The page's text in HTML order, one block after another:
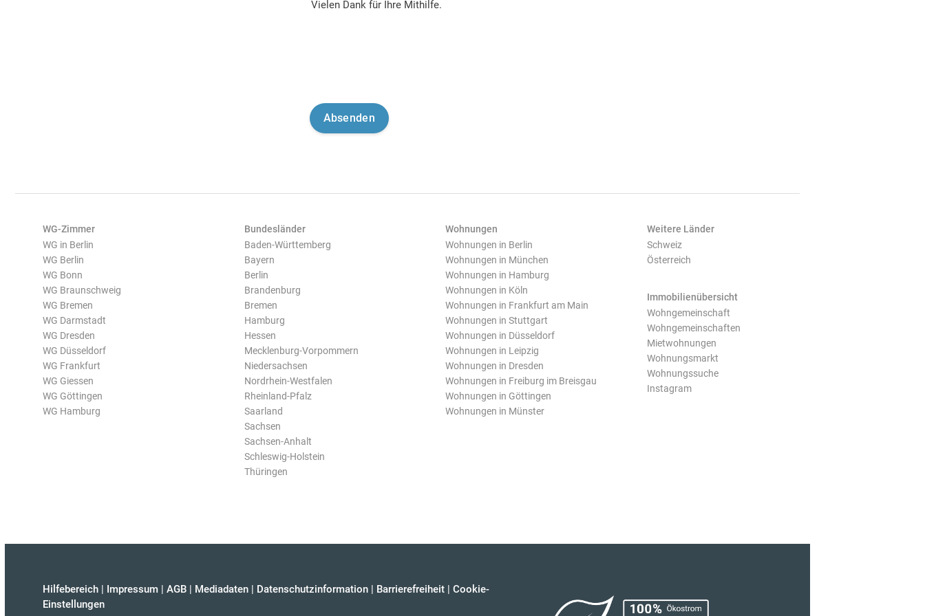
Vielen Dank für Ihre Mithilfe.
WG-Zimmer
WG in Berlin
WG Berlin
WG Bonn
WG Braunschweig
WG Bremen
WG Darmstadt
WG Dresden
WG Düsseldorf
WG Frankfurt
WG Giessen
WG Göttingen
WG Hamburg
Bundesländer
Baden-Württemberg
Bayern
Berlin
Brandenburg
Bremen
Hamburg
Hessen
Mecklenburg-Vorpommern
Niedersachsen
Nordrhein-Westfalen
Rheinland-Pfalz
Saarland
Sachsen
Sachsen-Anhalt
Schleswig-Holstein
Thüringen
Wohnungen
Wohnungen in Berlin
Wohnungen in München
Wohnungen in Hamburg
Wohnungen in Köln
Wohnungen in Frankfurt am Main
Wohnungen in Stuttgart
Wohnungen in Düsseldorf
Wohnungen in Leipzig
Wohnungen in Dresden
Wohnungen in Freiburg im Breisgau
Wohnungen in Göttingen
Wohnungen in Münster
Weitere Länder
Schweiz
Österreich
Immobilienübersicht
Wohngemeinschaft
Wohngemeinschaften
Mietwohnungen
Wohnungsmarkt
Wohnungssuche
Instagram
Hilfebereich | Impressum | AGB | Mediadaten | Datenschutzinformation | Barrierefreiheit | Cookie-
Einstellungen